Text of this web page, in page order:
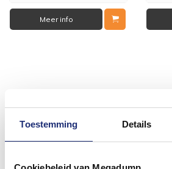
Toestemming Details
Meer info
Wij geloven in de kracht van
badkamer op Instagram met
en tag @megadumpnl. Samen
badkamerstijlen. Doe